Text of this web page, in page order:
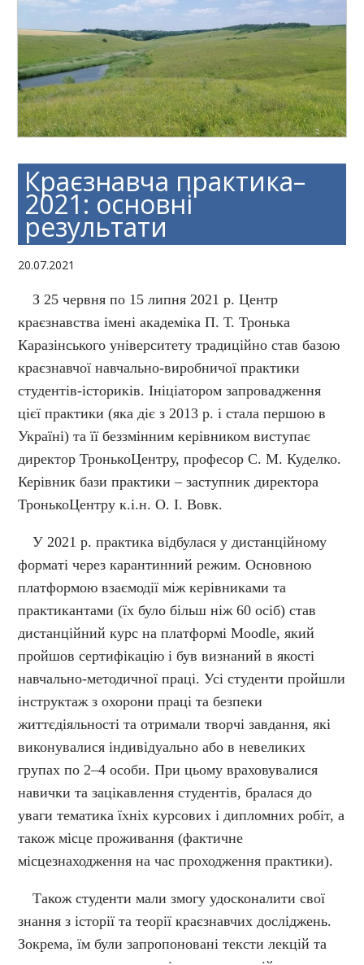
Краєзнавча практика–
2021: основні
результати
20.07.2021
З 25 червня по 15 липня 2021 р. Центр
краєзнавства імені академіка П. Т. Тронька
Каразінського університету традиційно став базою
краєзнавчої навчально-виробничої практики
студентів-істориків. Ініціатором запровадження
цієї практики (яка діє з 2013 р. і стала першою в
Україні) та її беззмінним керівником виступає
директор ТронькоЦентру, професор С. М. Куделко.
Керівник бази практики – заступник директора
ТронькоЦентру к.і.н. О. І. Вовк.
У 2021 р. практика відбулася у дистанційному
форматі через карантинний режим. Основною
платформою взаємодії між керівниками та
практикантами (їх було більш ніж 60 осіб) став
дистанційний курс на платформі Moodle, який
пройшов сертифікацію і був визнаний в якості
навчально-методичної праці. Усі студенти пройшли
інструктаж з охорони праці та безпеки
життєдіяльності та отримали творчі завдання, які
виконувалися індивідуально або в невеликих
групах по 2–4 особи. При цьому враховувалися
навички та зацікавлення студентів, бралася до
уваги тематика їхніх курсових і дипломних робіт, а
також місце проживання (фактичне
місцезнаходження на час проходження практики).
Також студенти мали змогу удосконалити свої
знання з історії та теорії краєзнавчих досліджень.
Зокрема, їм були запропоновані тексти лекцій та